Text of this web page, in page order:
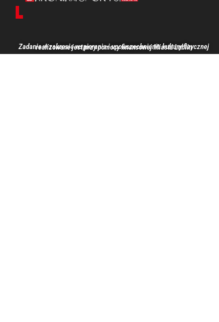
Zadanie w zakresie wspierania i upowszechniania kultury fizycznej realizowane jest przy pomocy finansowej Miasta Lublin